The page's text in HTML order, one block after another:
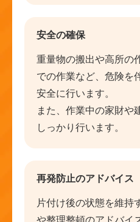
安全の確保
重量物の搬出や高所の
での作業など、危険を
安全に行います。
また、作業中の家財や
しっかり行います。
再発防止のアドバイス
片付け後の状態を維持